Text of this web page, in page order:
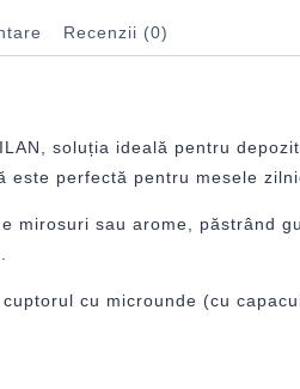
Recenzii (0)
soluția ideală pentru
perfectă pentru mesele
sau arome, păstrând
cu microunde (cu